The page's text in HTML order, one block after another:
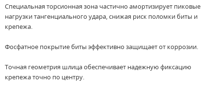
Специальная торсионная зона частично амортизирует пиковые
нагрузки тангенциального удара, снижая риск поломки биты и
крепежа.
Фосфатное покрытие биты эффективно защищает от коррозии.
Точная геометрия шлица обеспечивает надежную фиксацию
крепежа точно по центру.